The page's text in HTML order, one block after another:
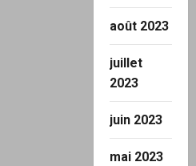
août 2023
juillet
2023
juin 2023
mai 2023